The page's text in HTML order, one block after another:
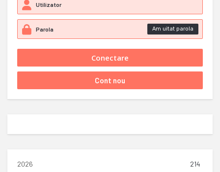
Am uitat parola
2026 214